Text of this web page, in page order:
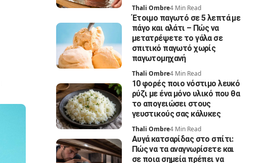
Thali Ombre4 Min Read
Έτοιμο παγωτό σε 5 λεπτά με
πάγο και αλάτι – Πώς να
μετατρέψετε το γάλα σε
σπιτικό παγωτό χωρίς
παγωτομηχανή
Thali Ombre4 Min Read
10 φορές ποιο νόστιμο λευκό
ρύζι με ένα μόνο υλικό που θα
το απογειώσει στους
γευστικούς σας κάλυκες
Thali Ombre4 Min Read
Αυγά κατσαρίδας στο σπίτι:
Πώς να τα αναγνωρίσετε και
σε ποια σημεία πρέπει να